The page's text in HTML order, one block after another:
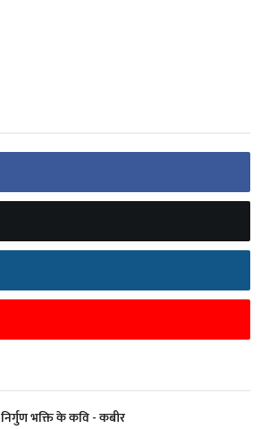
निर्गुण भक्ति के कवि - कबीर